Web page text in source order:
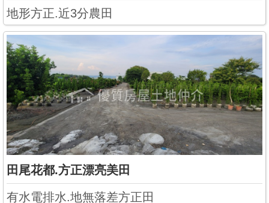
地形方正.近3分農田
田尾花都.方正漂亮美田
有水電排水.地無落差方正田